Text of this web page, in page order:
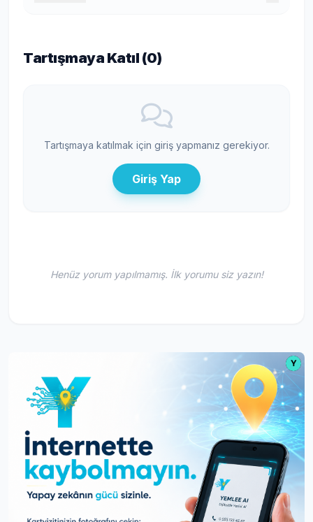
Tartışmaya Katıl (0)
Tartışmaya katılmak için giriş yapmanız gerekiyor.
Giriş Yap
Henüz yorum yapılmamış. İlk yorumu siz yazın!